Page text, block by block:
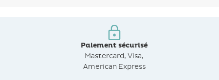
Paiement sécurisé
Mastercard, Visa,
American Express